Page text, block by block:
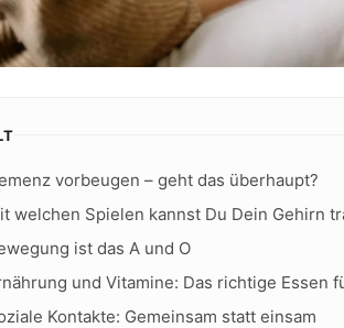
vorbeugen – geht das überhaupt?
welchen Spielen kannst Du Dein Gehirn
ist das A und O
und Vitamine: Das richtige Essen
Kontakte: Gemeinsam statt einsam